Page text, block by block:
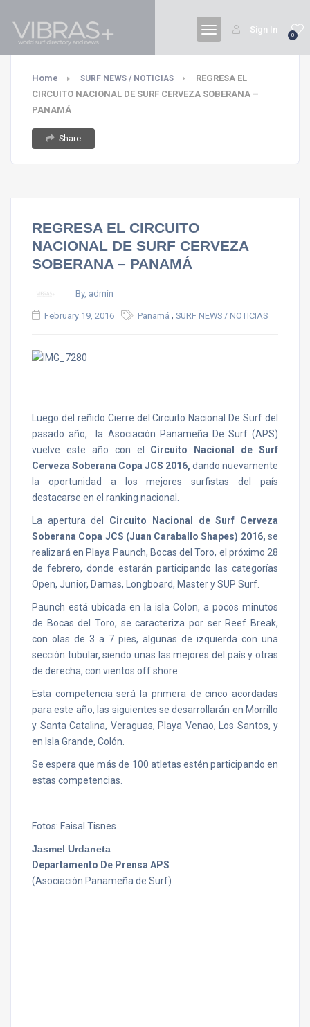
0
Sign In
Home SURF NEWS / NOTICIAS
REGRESA EL
CIRCUITO NACIONAL DE SURF CERVEZA SOBERANA –
PANAMÁ
Share
REGRESA EL CIRCUITO
NACIONAL DE SURF CERVEZA
SOBERANA – PANAMÁ
By, admin
February 19, 2016 Panamá , SURF NEWS / NOTICIAS
Luego del reñido Cierre del Circuito Nacional De Surf del
pasado año, la Asociación Panameña De Surf (APS)
vuelve este año con el Circuito Nacional de Surf
Cerveza Soberana Copa JCS 2016, dando nuevamente
la oportunidad a los mejores surfistas del país
destacarse en el ranking nacional.
La apertura del Circuito Nacional de Surf Cerveza
Soberana Copa JCS (Juan Caraballo Shapes) 2016, se
realizará en Playa Paunch, Bocas del Toro, el próximo 28
de febrero, donde estarán participando las categorías
Open, Junior, Damas, Longboard, Master y SUP Surf.
Paunch está ubicada en la isla Colon, a pocos minutos
de Bocas del Toro, se caracteriza por ser Reef Break,
con olas de 3 a 7 pies, algunas de izquierda con una
sección tubular, siendo unas las mejores del país y otras
de derecha, con vientos off shore.
Esta competencia será la primera de cinco acordadas
para este año, las siguientes se desarrollarán en Morrillo
y Santa Catalina, Veraguas, Playa Venao, Los Santos, y
en Isla Grande, Colón.
Se espera que más de 100 atletas estén participando en
estas competencias.
Fotos: Faisal Tisnes
Jasmel Urdaneta
Departamento De Prensa APS
(Asociación Panameña de Surf)